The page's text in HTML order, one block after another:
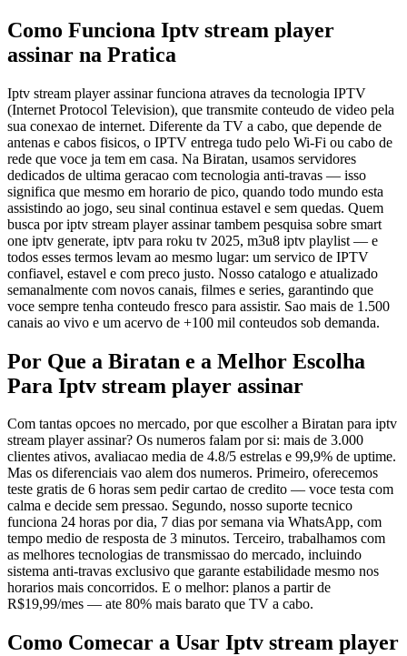
Como Funciona Iptv stream player
assinar na Pratica
Iptv stream player assinar funciona atraves da tecnologia IPTV
(Internet Protocol Television), que transmite conteudo de video pela
sua conexao de internet. Diferente da TV a cabo, que depende de
antenas e cabos fisicos, o IPTV entrega tudo pelo Wi-Fi ou cabo de
rede que voce ja tem em casa. Na Biratan, usamos servidores
dedicados de ultima geracao com tecnologia anti-travas — isso
significa que mesmo em horario de pico, quando todo mundo esta
assistindo ao jogo, seu sinal continua estavel e sem quedas. Quem
busca por iptv stream player assinar tambem pesquisa sobre smart
one iptv generate, iptv para roku tv 2025, m3u8 iptv playlist — e
todos esses termos levam ao mesmo lugar: um servico de IPTV
confiavel, estavel e com preco justo. Nosso catalogo e atualizado
semanalmente com novos canais, filmes e series, garantindo que
voce sempre tenha conteudo fresco para assistir. Sao mais de 1.500
canais ao vivo e um acervo de +100 mil conteudos sob demanda.
Por Que a Biratan e a Melhor Escolha
Para Iptv stream player assinar
Com tantas opcoes no mercado, por que escolher a Biratan para iptv
stream player assinar? Os numeros falam por si: mais de 3.000
clientes ativos, avaliacao media de 4.8/5 estrelas e 99,9% de uptime.
Mas os diferenciais vao alem dos numeros. Primeiro, oferecemos
teste gratis de 6 horas sem pedir cartao de credito — voce testa com
calma e decide sem pressao. Segundo, nosso suporte tecnico
funciona 24 horas por dia, 7 dias por semana via WhatsApp, com
tempo medio de resposta de 3 minutos. Terceiro, trabalhamos com
as melhores tecnologias de transmissao do mercado, incluindo
sistema anti-travas exclusivo que garante estabilidade mesmo nos
horarios mais concorridos. E o melhor: planos a partir de
R$19,99/mes — ate 80% mais barato que TV a cabo.
Como Comecar a Usar Iptv stream player